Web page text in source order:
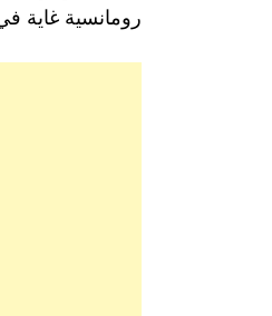
رومانسية غاية